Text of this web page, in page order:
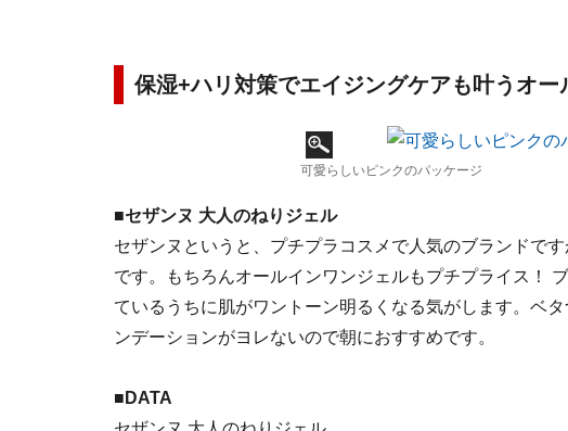
保湿+ハリ対策でエイジングケアも叶うオー
可愛らしいピンクのパッケージ
■セザンヌ 大人のねりジェル
セザンヌというと、プチプラコスメで人気のブランドで
です。もちろんオールインワンジェルもプチプライス！
ているうちに肌がワントーン明るくなる気がします。ベ
ンデーションがヨレないので朝におすすめです。
■DATA